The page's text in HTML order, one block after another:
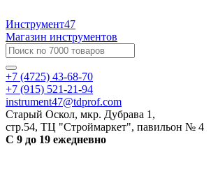
Инструмент47
Магазин инструментов
+7 (4725) 43-68-70
+7 (915) 521-21-94
instrument47@tdprof.com
Старый Оскол, мкр. Дубрава 1,
стр.54, ТЦ "Строймаркет", павильон № 4
С 9 до 19 ежедневно